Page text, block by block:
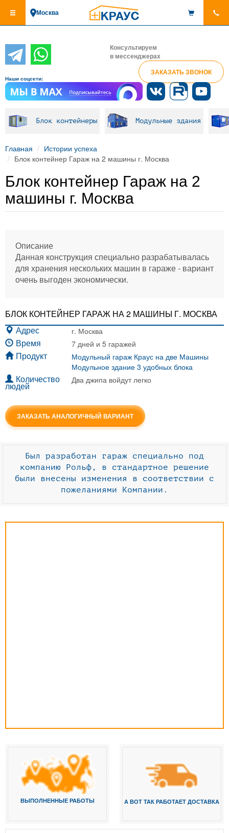
основному
Москва
Консультируем
в мессенджерах
ЗАКАЗАТЬ ЗВОНОК
Наши соцсети:
Блок контейнеры Модульные здания
Главная
Истории успеха
Блок контейнер Гараж на 2 машины г. Москва
Блок контейнер Гараж на 2
машины г. Москва
Описание
Данная конструкция специально разрабатывалась
для хранения нескольких машин в гараже - вариант
очень выгоден экономически.
БЛОК КОНТЕЙНЕР ГАРАЖ НА 2 МАШИНЫ Г. МОСКВА
Адрес г. Москва
Время 7 дней и 5 гаражей
Продукт
Модульный гараж Краус на две Машины
Модульное здание 3 удобных блока
Количество
людей
Два джипа войдут легко
ЗАКАЗАТЬ АНАЛОГИЧНЫЙ ВАРИАНТ
Был разработан гараж специально под
компанию Рольф, в стандартное решение
были внесены изменения в соответствии с
пожеланиями Компании.
ВЫПОЛНЕННЫЕ РАБОТЫ А ВОТ ТАК РАБОТАЕТ ДОСТАВКА